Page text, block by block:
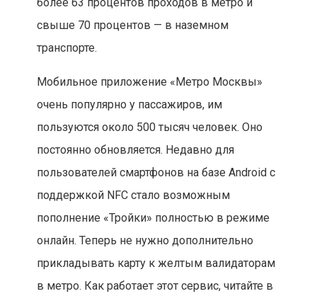
более 63 процентов проходов в метро и
свыше 70 процентов — в наземном
транспорте.
Мобильное приложение «Метро Москвы»
очень популярно у пассажиров, им
пользуются около 500 тысяч человек. Оно
постоянно обновляется. Недавно для
пользователей смартфонов на базе Android c
поддержкой NFC стало возможным
пополнение «Тройки» полностью в режиме
онлайн. Теперь не нужно дополнительно
прикладывать карту к желтым валидаторам
в метро. Как работает этот сервис, читайте в